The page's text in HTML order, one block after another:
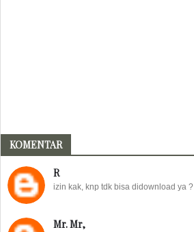
KOMENTAR
R
izin kak, knp tdk bisa didownload ya ?
Mr. Mr,